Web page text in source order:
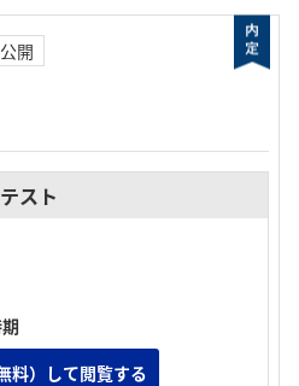
開
テスト
料）して閲覧する